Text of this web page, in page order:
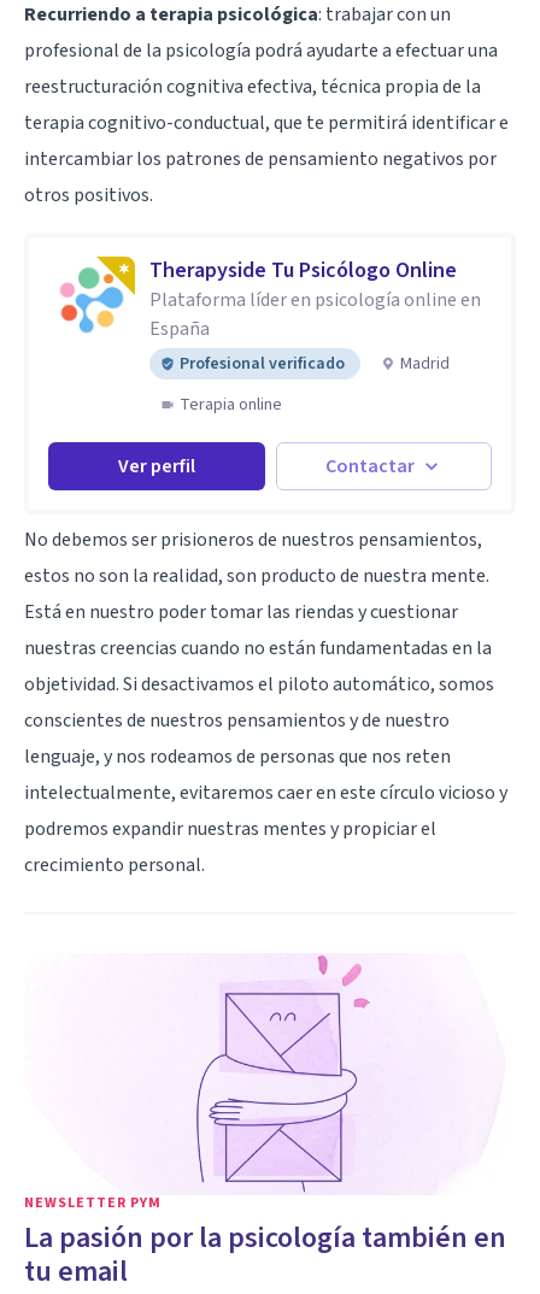
Recurriendo a terapia psicológica: trabajar con un
profesional de la psicología podrá ayudarte a efectuar una
reestructuración cognitiva efectiva, técnica propia de la
terapia cognitivo-conductual, que te permitirá identificar e
intercambiar los patrones de pensamiento negativos por
otros positivos.
Therapyside Tu Psicólogo Online
Plataforma líder en psicología online en
España
Profesional verificado
Madrid
Terapia online
Ver perfil Contactar
No debemos ser prisioneros de nuestros pensamientos,
estos no son la realidad, son producto de nuestra mente.
Está en nuestro poder tomar las riendas y cuestionar
nuestras creencias cuando no están fundamentadas en la
objetividad. Si desactivamos el piloto automático, somos
conscientes de nuestros pensamientos y de nuestro
lenguaje, y nos rodeamos de personas que nos reten
intelectualmente, evitaremos caer en este círculo vicioso y
podremos expandir nuestras mentes y propiciar el
crecimiento personal.
NEWSLETTER PYM
La pasión por la psicología también en
tu email